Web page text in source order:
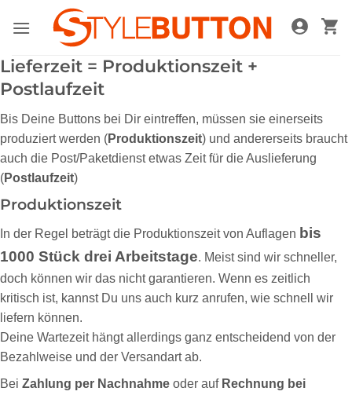
Inhalt
Lieferzeit = Produktionszeit +
Postlaufzeit
Bis Deine Buttons bei Dir eintreffen, müssen sie einerseits
produziert werden (Produktionszeit) und andererseits braucht
auch die Post/Paketdienst etwas Zeit für die Auslieferung
(Postlaufzeit)
Produktionszeit
In der Regel beträgt die Produktionszeit von Auflagen bis
1000 Stück drei Arbeitstage. Meist sind wir schneller,
doch können wir das nicht garantieren. Wenn es zeitlich
kritisch ist, kannst Du uns auch kurz anrufen, wie schnell wir
liefern können.
Deine Wartezeit hängt allerdings ganz entscheidend von der
Bezahlweise und der Versandart ab.
Bei Zahlung per Nachnahme oder auf Rechnung bei